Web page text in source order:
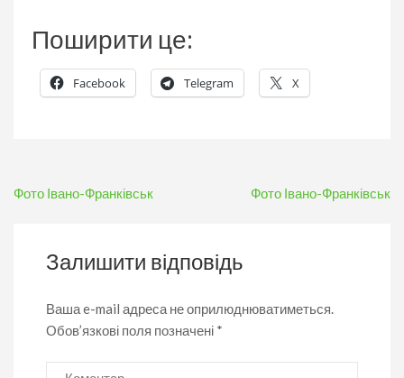
Поширити це:
Facebook Telegram X
Навігація
Фото Івано-Франківськ Фото Івано-Франківськ
Залишити відповідь
Ваша e-mail адреса не оприлюднюватиметься.
Обов’язкові поля позначені *
Коментар